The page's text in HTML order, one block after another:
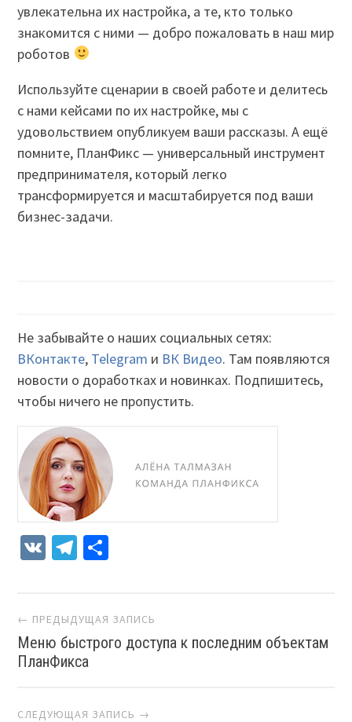
увлекательна их настройка, а те, кто только
знакомится с ними — добро пожаловать в наш мир
роботов
Используйте сценарии в своей работе и делитесь
с нами кейсами по их настройке, мы с
удовольствием опубликуем ваши рассказы. А ещё
помните, ПланФикс — универсальный инструмент
предпринимателя, который легко
трансформируется и масштабируется под ваши
бизнес-задачи.
Не забывайте о наших социальных сетях:
ВКонтакте, Telegram и ВК Видео. Там появляются
новости о доработках и новинках. Подпишитесь,
чтобы ничего не пропустить.
VK Telegram
Навигация
← ПРЕДЫДУЩАЯ ЗАПИСЬ
Меню быстрого доступа к последним объектам
ПланФикса
СЛЕДУЮЩАЯ ЗАПИСЬ →